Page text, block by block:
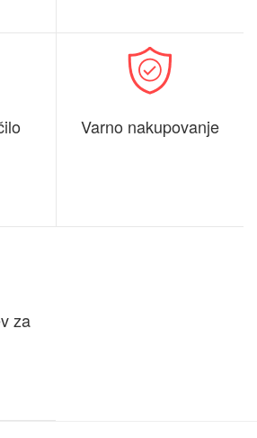
Varno nakupovanje
za